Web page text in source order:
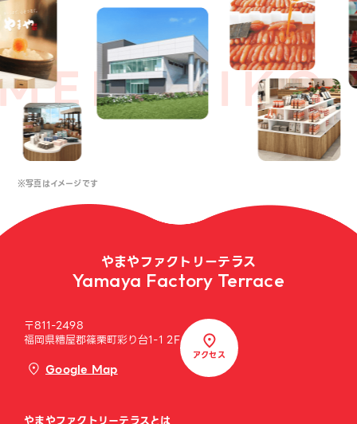
※写真はイメージです
やまやファクトリーテラス
Yamaya Factory Terrace
〒811-2498
福岡県糟屋郡篠栗町彩り台1-1 2F
Google Map
アクセス
やまやファクトリーテラスとは